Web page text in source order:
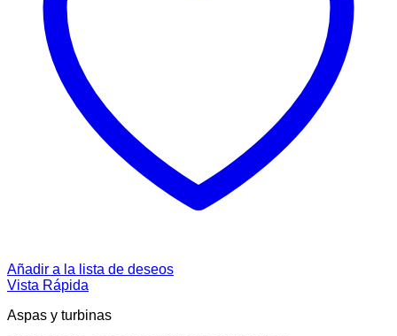
Añadir a la lista de deseos
Vista Rápida
Aspas y turbinas